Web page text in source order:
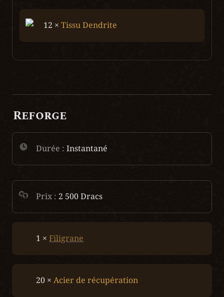
12 × Tissu Dendrite
Reforge
Durée : Instantané
Prix : 2 500 Dracs
1 × Filigrane
20 × Acier de récupération